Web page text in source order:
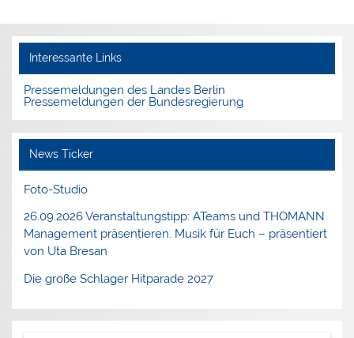
Interessante Links
Pressemeldungen des Landes Berlin
Pressemeldungen der Bundesregierung
News Ticker
Foto-Studio
26.09.2026 Veranstaltungstipp: ATeams und THOMANN
Management präsentieren. Musik für Euch – präsentiert
von Uta Bresan
Die große Schlager Hitparade 2027